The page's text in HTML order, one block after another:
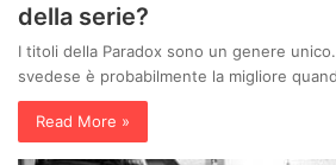
della serie?
I titoli della Paradox sono un genere
svedese è probabilmente la migliore
Read More »